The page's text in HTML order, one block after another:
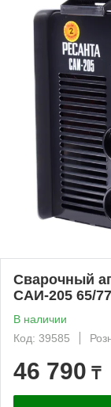
Сварочный
САИ-205 65/77
В наличии
Код: 39585
46 790 ₸